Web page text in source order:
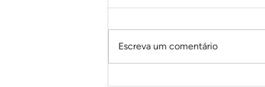
Escreva um comentário